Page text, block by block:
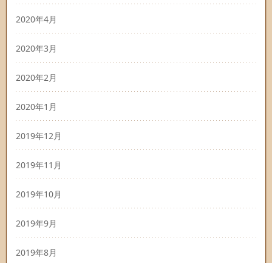
2020年4月
2020年3月
2020年2月
2020年1月
2019年12月
2019年11月
2019年10月
2019年9月
2019年8月